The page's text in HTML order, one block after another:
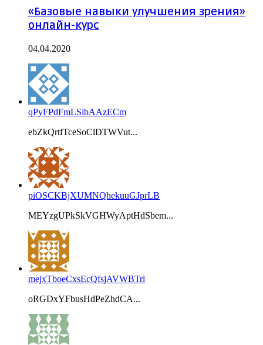
«Базовые навыки улучшения зрения»
онлайн-курс
04.04.2020
qPyFPdFmLSibAAzECm
ebZkQrtfTceSoClDTWVut...
piOSCKBjXUMNQhekuuGJprLB
MEYzgUPkSkVGHWyAptHdSbem...
mejxTboeCxsEcQfsjAVWBTrl
oRGDxYFbusHdPeZhdCA...